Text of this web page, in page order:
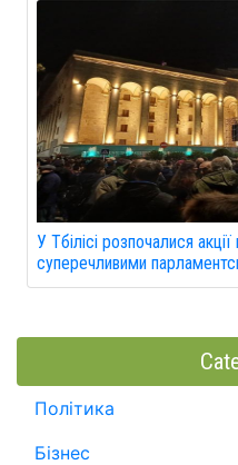
У Тбілісі розпочалися
суперечливими
Політика
Бізнес